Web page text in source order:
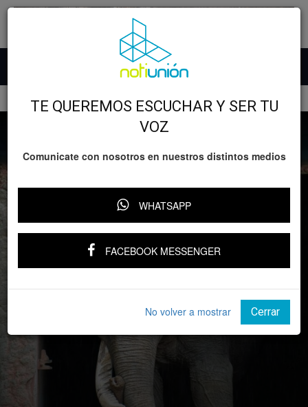
GOBIERNO
TE QUEREMOS ESCUCHAR Y SER TU
VOZ
Comunicate con nosotros en nuestros distintos medios
WHATSAPP
FACEBOOK MESSENGER
No volver a mostrar Cerrar